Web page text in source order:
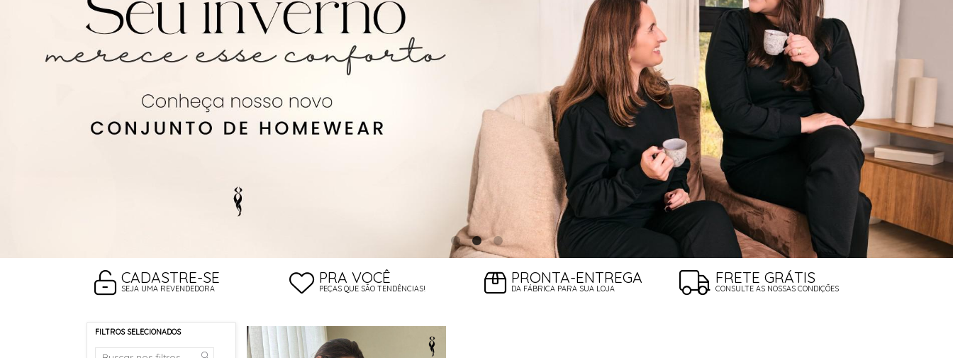
ROBES
CADASTRE-SE
SEJA UMA REVENDEDORA
PRA VOCÊ
PEÇAS QUE SÃO TENDÊNCIAS!
PRONTA-ENTREGA
DA FÁBRICA PARA SUA LOJA
FRETE GRÁTIS
CONSULTE AS NOSSAS CONDIÇÕES
FILTROS SELECIONADOS